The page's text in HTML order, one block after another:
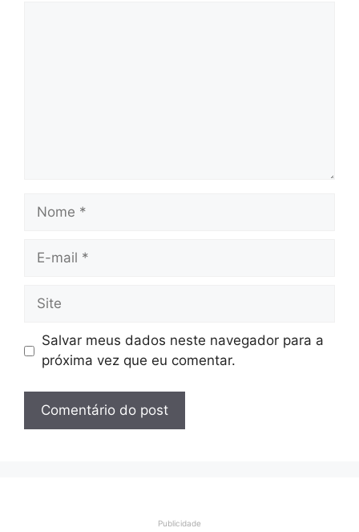
Nome
Site
Salvar meus dados neste navegador para a
próxima vez que eu comentar.
Publicidade